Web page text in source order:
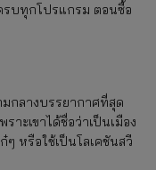
รบทุกโปรแกรม ตอนซื้อ
กลางบรรยากาศที่สุด
าะเขาได้ชื่อว่าเป็นเมือง
ๆ หรือใช้เป็นโลเคชันสวี